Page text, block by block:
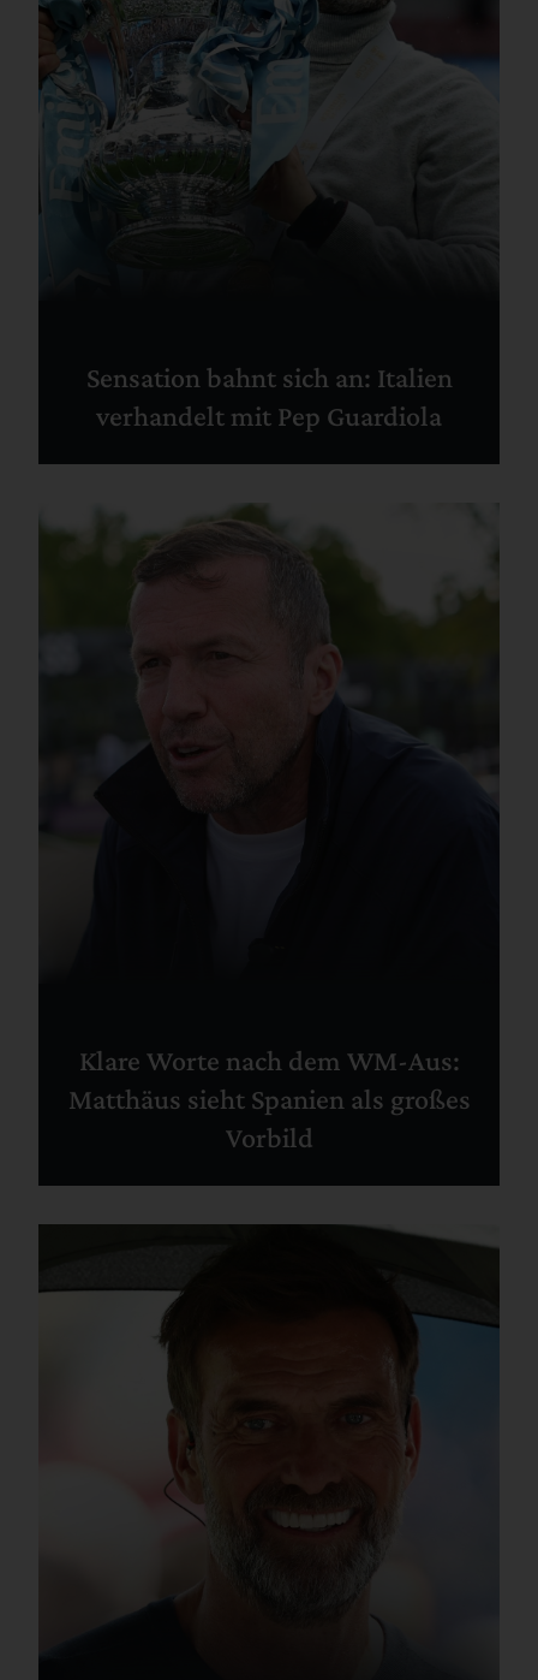
Sensation bahnt sich an: Italien
verhandelt mit Pep Guardiola
Klare Worte nach dem WM-Aus:
Matthäus sieht Spanien als großes
Vorbild